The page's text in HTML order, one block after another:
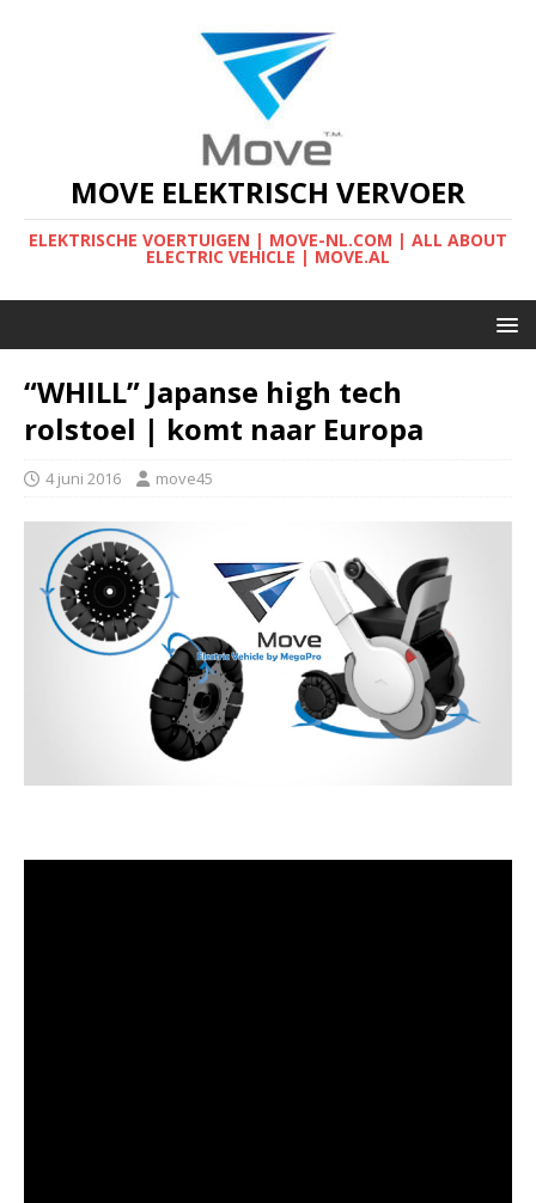
MOVE ELEKTRISCH VERVOER
ELEKTRISCHE VOERTUIGEN | MOVE-NL.COM | ALL ABOUT
ELECTRIC VEHICLE | MOVE.AL
“WHILL” Japanse high tech
rolstoel | komt naar Europa
4 juni 2016 move45